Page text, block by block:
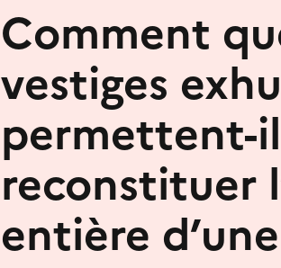
Comment
vestiges
permettent-
reconstituer
entière